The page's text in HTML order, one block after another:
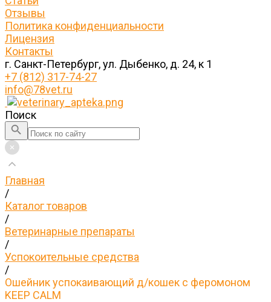
Отзывы
Политика конфиденциальности
Лицензия
Контакты
г. Санкт-Петербург, ул. Дыбенко, д. 24, к 1
+7 (812) 317-74-27
info@78vet.ru
Поиск
Главная
/
Каталог товаров
/
Ветеринарные препараты
/
Успокоительные средства
/
Ошейник успокаивающий д/кошек с феромоном
KEEP CALM